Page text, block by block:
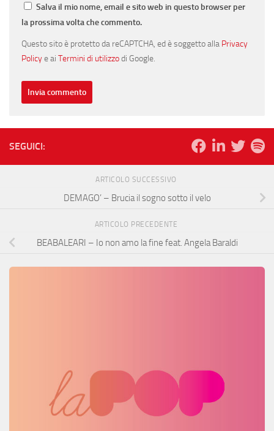
Salva il mio nome, email e sito web in questo browser per
la prossima volta che commento.
Questo sito è protetto da reCAPTCHA, ed è soggetto alla Privacy
Policye ai Termini di utilizzodi Google.
SEGUICI:
ARTICOLO SUCCESSIVO
DEMAGO’ – Brucia il sogno sotto il velo
ARTICOLO PRECEDENTE
BEABALEARI – Io non amo la fine feat. Angela Baraldi